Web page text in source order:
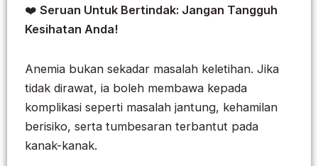
❤️ Seruan Untuk Bertindak: Jangan Tangguh
Kesihatan Anda!
Anemia bukan sekadar masalah keletihan. Jika
tidak dirawat, ia boleh membawa kepada
komplikasi seperti masalah jantung, kehamilan
berisiko, serta tumbesaran terbantut pada
kanak-kanak.